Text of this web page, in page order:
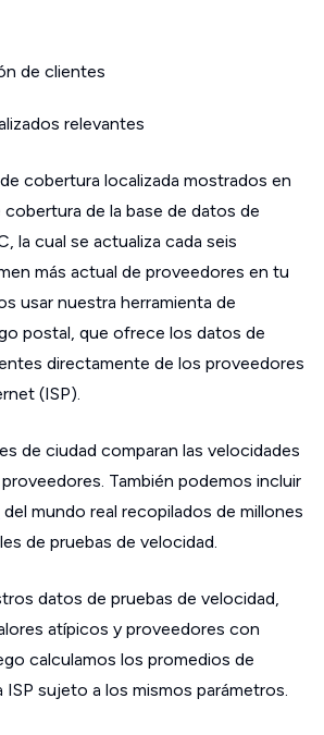
de clientes
relevantes
cobertura localizada mostrados en
de la base de datos de
la cual se actualiza cada seis
más actual de proveedores en tu
usar nuestra herramienta de
postal, que ofrece los datos de
directamente de los proveedores
(ISP).
de ciudad comparan las velocidades
También podemos incluir
del mundo real recopilados de millones
de pruebas de velocidad.
datos de pruebas de velocidad,
atípicos y proveedores con
calculamos los promedios de
sujeto a los mismos parámetros.